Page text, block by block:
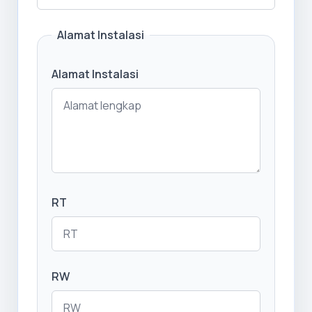
Alamat Instalasi
Alamat Instalasi
RT
RW